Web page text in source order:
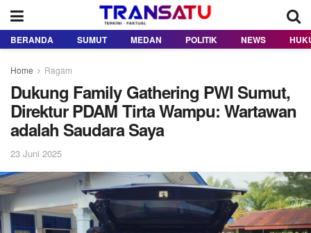
BERANDA SUMUT MEDAN POLITIK NEWS
Home Ragam
Dukung Family Gathering PWI Sumut,
Direktur PDAM Tirta Wampu: Wartawan
adalah Saudara Saya
23 Juni 2025